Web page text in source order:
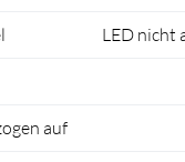
LED nicht
auf